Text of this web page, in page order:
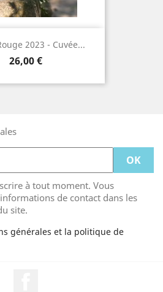
2023 - Cuvée...
Prix
26,00 €
à tout moment. Vous
de contact dans les
site.
générales et la politique de